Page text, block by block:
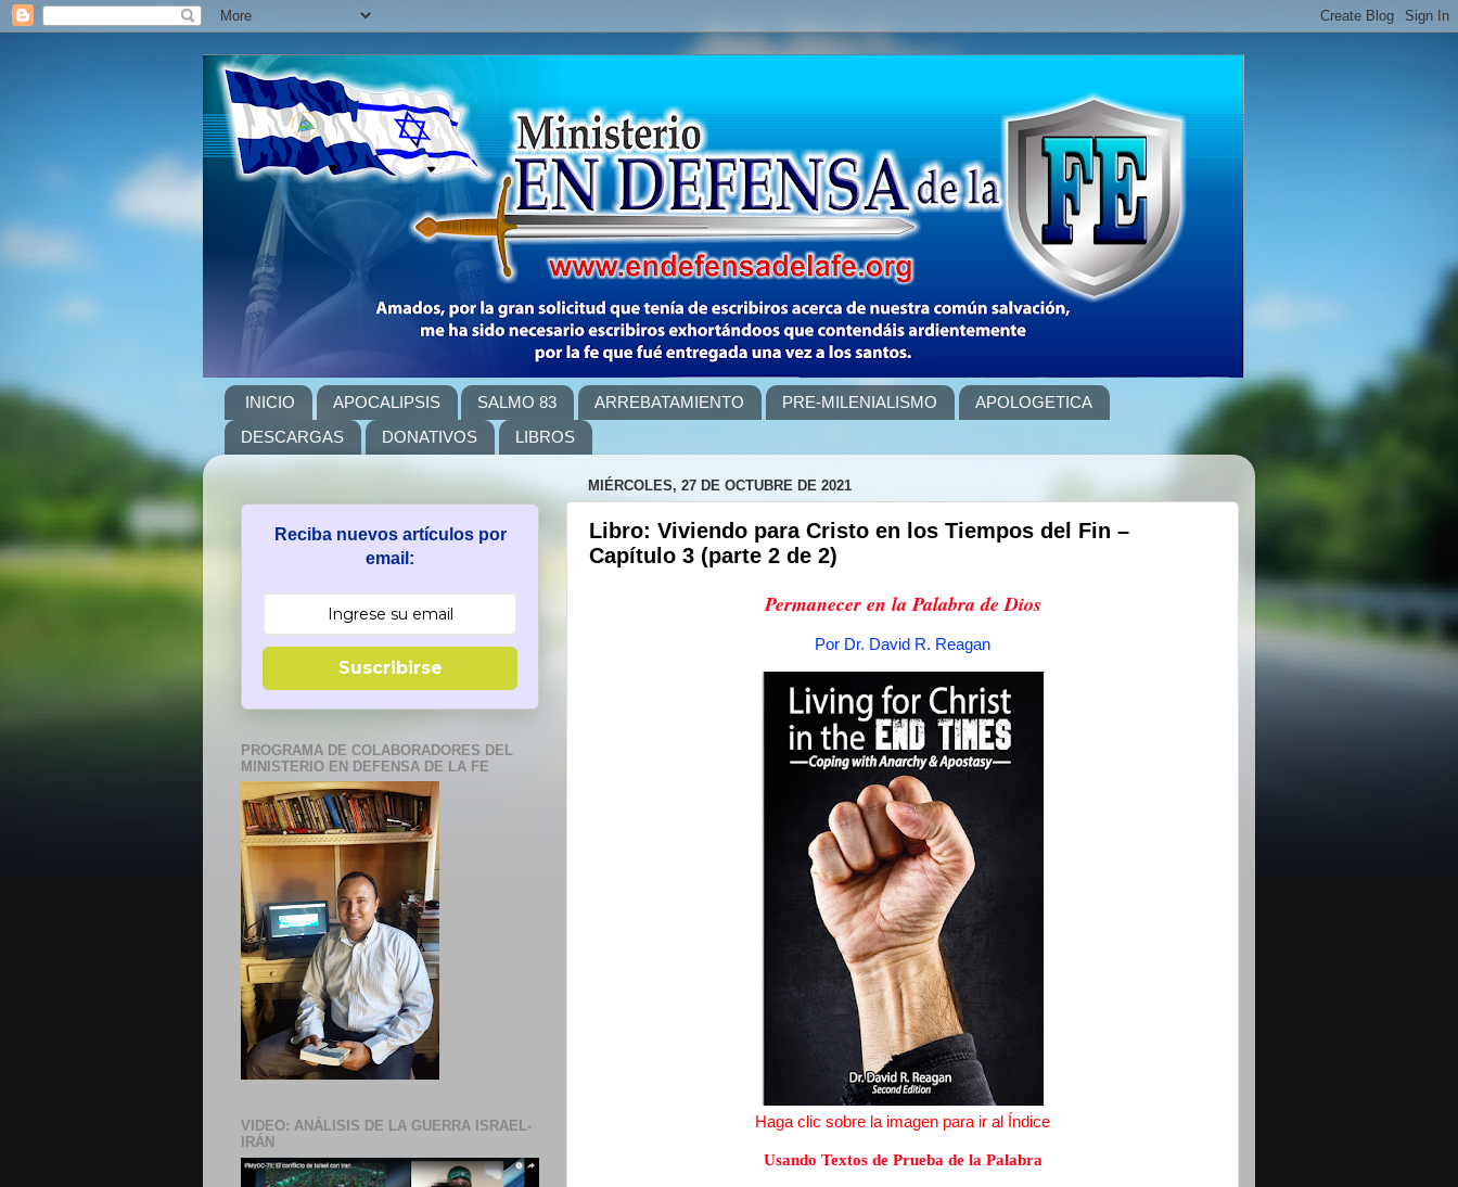
INICIO APOCALIPSIS SALMO 83 ARREBATAMIENTO PRE-MILENIALISMO
APOLOGETICA
DESCARGAS
DONATIVOS LIBROS
MIÉRCOLES, 27 DE OCTUBRE DE 2021
Libro: Viviendo para Cristo en los Tiempos del Fin –
Capítulo 3 (parte 2 de 2)
Permanecer en la Palabra de Dios
Por Dr. David R. Reagan
Haga clic sobre la imagen para ir al Índice
Usando Textos de Prueba de la Palabra
Reciba nuevos artículos por
email:
Suscribirse
PROGRAMA DE COLABORADORES DEL
MINISTERIO EN DEFENSA DE LA FE
VIDEO: ANÁLISIS DE LA GUERRA ISRAEL-
IRÁN